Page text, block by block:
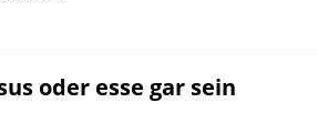
oder esse gar sein